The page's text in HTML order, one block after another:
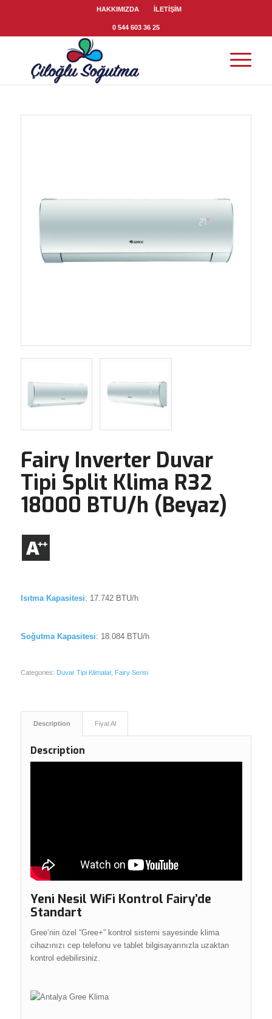
HAKKIMIZDA İLETİŞİM
0 544 603 36 25
Fairy Inverter Duvar
Tipi Split Klima R32
18000 BTU/h (Beyaz)
Isıtma Kapasitesi: 17.742 BTU/h
Soğutma Kapasitesi: 18.084 BTU/h
Categories: Duvar Tipi Klimalar, Fairy Serisi
Description Fiyat Al
Description
Yeni Nesil WiFi Kontrol Fairy’de
Standart
Gree’nin özel “Gree+” kontrol sistemi sayesinde klima
cihazınızı cep telefonu ve tablet bilgisayarınızla uzaktan
kontrol edebilirsiniz.